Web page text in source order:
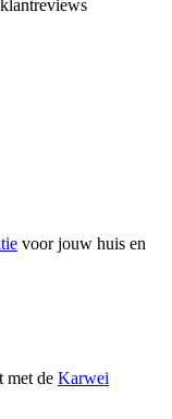
voor jouw huis en
met de Karwei